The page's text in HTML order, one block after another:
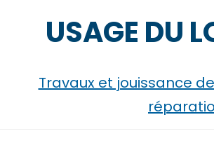
USAGE DU
Travaux et jouissance